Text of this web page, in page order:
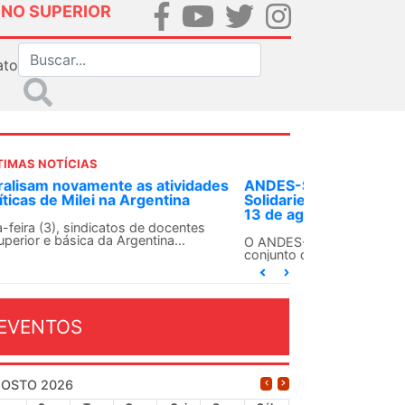
SUPERIOR
NOTÍCIAS
SN convoca docentes para Dia de
Internacionalista com Cuba em
SN conclama suas seções sindicais e o
da categoria docente a construírem, no